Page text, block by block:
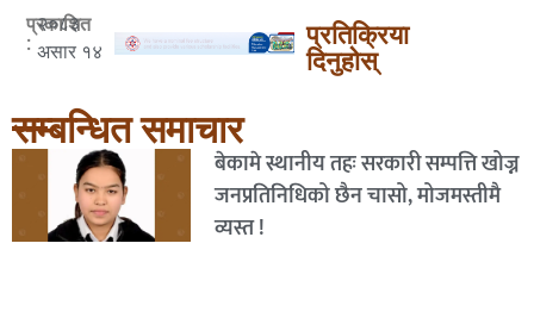
प्रकाशित
:
२०८३
असार १४
प्रतिक्रिया
दिनुहोस्
सम्बन्धित समाचार
बेकामे स्थानीय तहः सरकारी सम्पत्ति खोज्न
जनप्रतिनिधिको छैन चासो, मोजमस्तीमै
व्यस्त !